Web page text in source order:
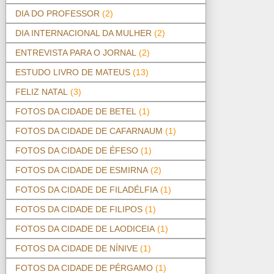
DIA DO PROFESSOR (2)
DIA INTERNACIONAL DA MULHER (2)
ENTREVISTA PARA O JORNAL (2)
ESTUDO LIVRO DE MATEUS (13)
FELIZ NATAL (3)
FOTOS DA CIDADE DE BETEL (1)
FOTOS DA CIDADE DE CAFARNAUM (1)
FOTOS DA CIDADE DE ÉFESO (1)
FOTOS DA CIDADE DE ESMIRNA (2)
FOTOS DA CIDADE DE FILADÉLFIA (1)
FOTOS DA CIDADE DE FILIPOS (1)
FOTOS DA CIDADE DE LAODICEIA (1)
FOTOS DA CIDADE DE NÍNIVE (1)
FOTOS DA CIDADE DE PÉRGAMO (1)